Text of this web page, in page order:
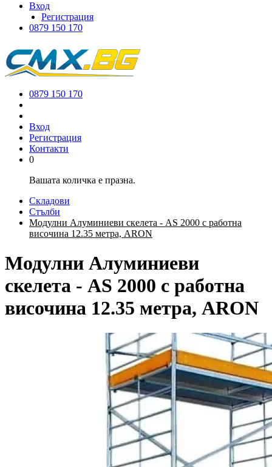
Вход
Регистрация
0879 150 170
0879 150 170
Вход
Регистрация
Контакти
0
Вашата количка е празна.
Складови
Стълби
Модулни Алуминиеви скелета - AS 2000 с работна
височина 12.35 метра, ARON
Модулни Алуминиеви
скелета - AS 2000 с работна
височина 12.35 метра, ARON